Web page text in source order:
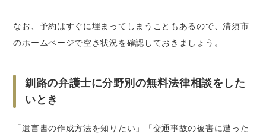
なお、予約はすぐに埋まってしまうこともあるので、清須市
のホームページで空き状況を確認しておきましょう。
釧路の弁護士に分野別の無料法律相談をした
いとき
「遺言書の作成方法を知りたい」「交通事故の被害に遭った